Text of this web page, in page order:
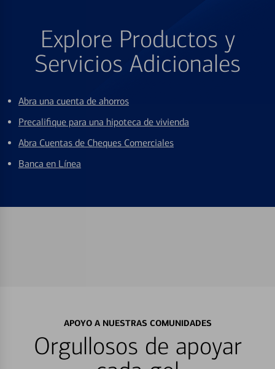
Explore Productos y
Servicios Adicionales
Abra una cuenta de ahorros
Precalifique para una hipoteca de vivienda
Abra Cuentas de Cheques Comerciales
Banca en Línea
APOYO A NUESTRAS COMUNIDADES
Orgullosos de apoyar